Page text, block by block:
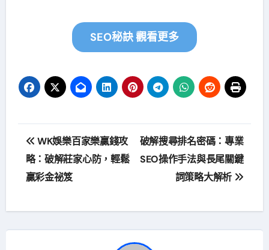
SEO秘訣 觀看更多
文
章
導
覽
WK娛樂百家樂贏錢攻
略：破解莊家心防，輕鬆
贏彩金祕笈
破解搜尋排名密碼：專業
SEO操作手法與長尾關鍵
詞策略大解析